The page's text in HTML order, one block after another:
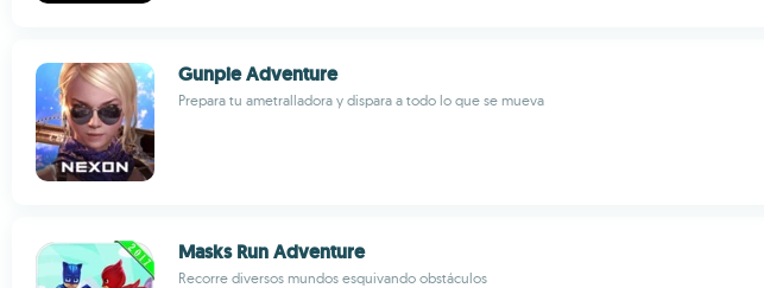
Gunpie Adventure
Prepara tu ametralladora y dispara a todo lo que se mueva
Masks Run Adventure
Recorre diversos mundos esquivando obstáculos